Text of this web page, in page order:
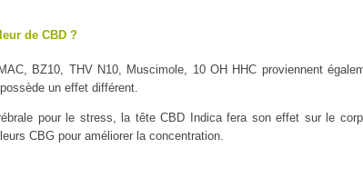
de CBD ?
BZ10, THV N10, Muscimole, 10 OH HHC proviennent
un effet différent.
pour le stress, la tête CBD Indica fera son effet sur le
CBG pour améliorer la concentration.